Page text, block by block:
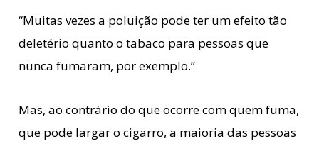
“Muitas vezes a poluição pode ter um efeito tão
deletério quanto o tabaco para pessoas que
nunca fumaram, por exemplo.”
Mas, ao contrário do que ocorre com quem fuma,
que pode largar o cigarro, a maioria das pessoas